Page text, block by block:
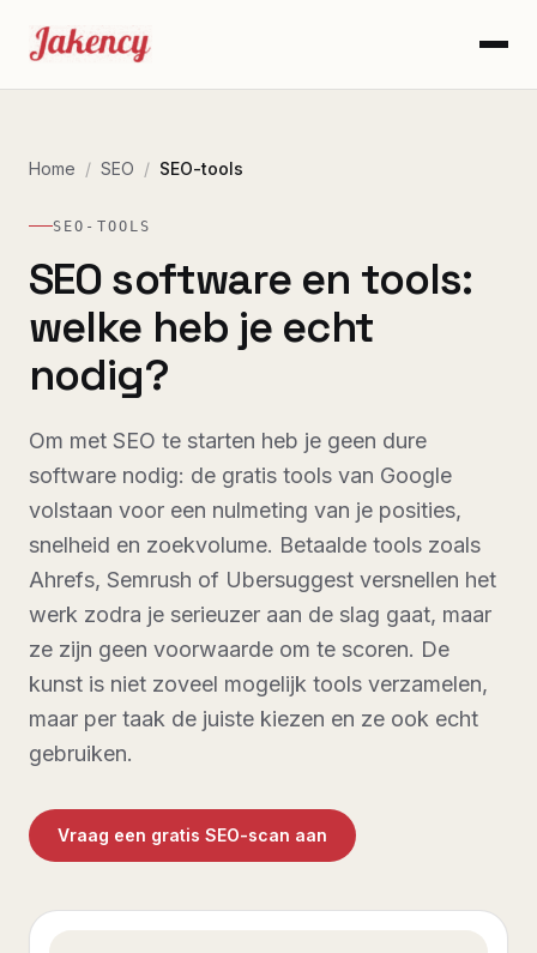
Home / SEO / SEO-tools
SEO-TOOLS
SEO software en tools:
welke heb je echt
nodig?
Om met SEO te starten heb je geen dure
software nodig: de gratis tools van Google
volstaan voor een nulmeting van je posities,
snelheid en zoekvolume. Betaalde tools zoals
Ahrefs, Semrush of Ubersuggest versnellen het
werk zodra je serieuzer aan de slag gaat, maar
ze zijn geen voorwaarde om te scoren. De
kunst is niet zoveel mogelijk tools verzamelen,
maar per taak de juiste kiezen en ze ook echt
gebruiken.
Vraag een gratis SEO-scan aan